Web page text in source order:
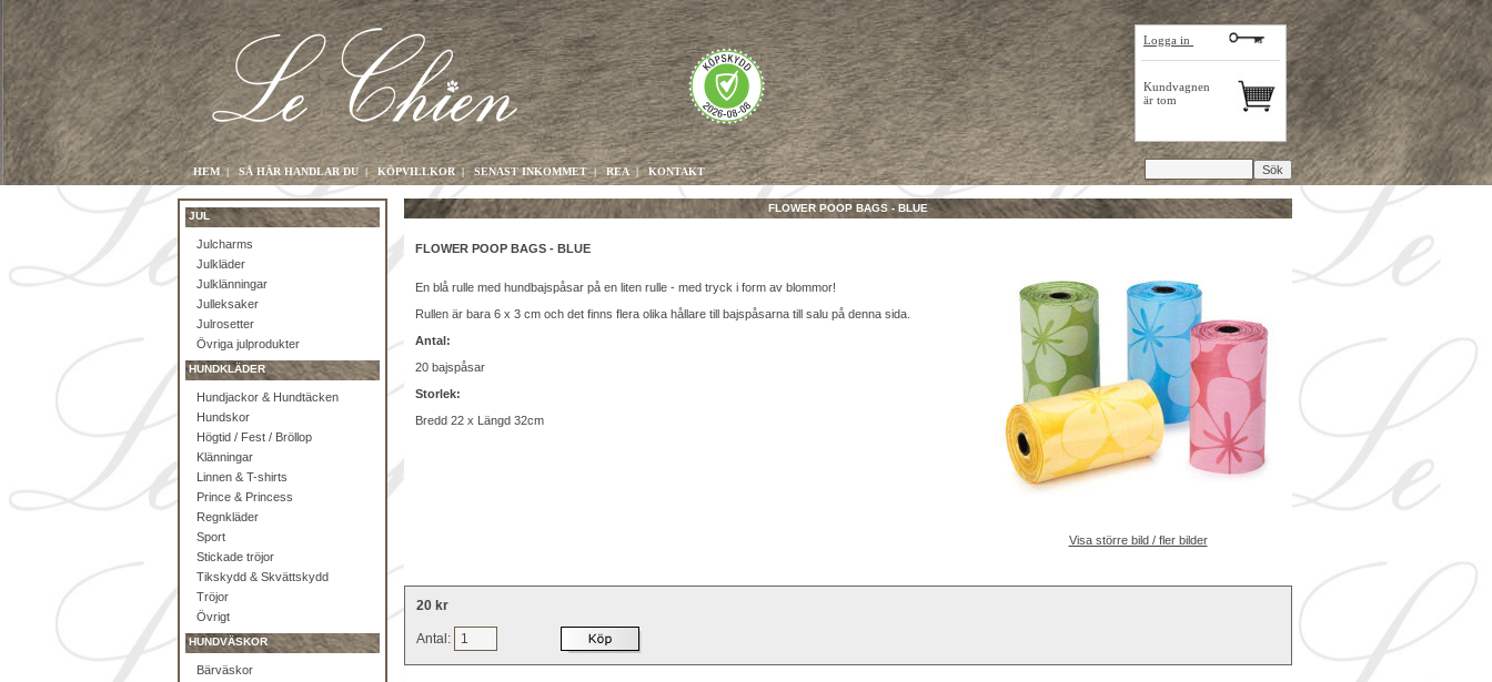
Logga in
Kundvagnen
är tom
HEM |SÅ HÄR HANDLAR DU | KÖPVILLKOR| SENAST INKOMMET| REA|KONTAKT
JUL
Julcharms
Julkläder
Julklänningar
Julleksaker
Julrosetter
Övriga julprodukter
HUNDKLÄDER
Hundjackor & Hundtäcken
Hundskor
Högtid / Fest / Bröllop
Klänningar
Linnen & T-shirts
Prince & Princess
Regnkläder
Sport
Stickade tröjor
Tikskydd & Skvättskydd
Tröjor
Övrigt
HUNDVÄSKOR
Bärväskor
FLOWER POOP BAGS - BLUE
FLOWER POOP BAGS - BLUE
En blå rulle med hundbajspåsar på en liten rulle - med tryck i form av blommor!
Rullen är bara 6 x 3 cm och det finns flera olika hållare till bajspåsarna till salu på denna sida.
Antal:
20 bajspåsar
Storlek:
Bredd 22 x Längd 32cm
Visa större bild / fler bilder
20 kr
Antal: